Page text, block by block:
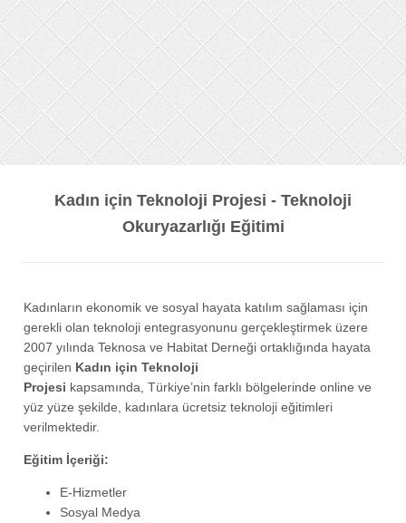
Kadın için Teknoloji Projesi - Teknoloji
Okuryazarlığı Eğitimi
Kadınların ekonomik ve sosyal hayata katılım sağlaması için
gerekli olan teknoloji entegrasyonunu gerçekleştirmek üzere
2007 yılında Teknosa ve Habitat Derneği ortaklığında hayata
geçirilen Kadın için Teknoloji
Projesi kapsamında, Türkiye’nin farklı bölgelerinde online ve
yüz yüze şekilde, kadınlara ücretsiz teknoloji eğitimleri
verilmektedir.
Eğitim İçeriği:
E-Hizmetler
Sosyal Medya